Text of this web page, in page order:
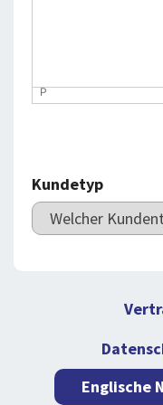
P
Kundetyp
Englische